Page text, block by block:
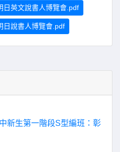
日英文說書人博覽會.pdf
日說書人博覽會.pdf
新生第一階段S型編班：彰